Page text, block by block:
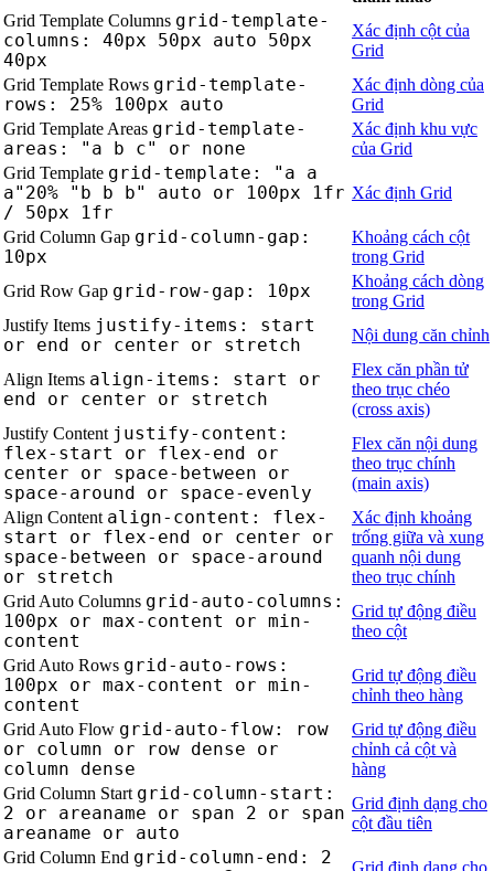
Grid Template Columns grid-template-
columns: 40px 50px auto 50px
40px
Xác định cột của
Grid
Grid Template Rows grid-template-
rows: 25% 100px auto
Xác định dòng của
Grid
Grid Template Areas grid-template-
areas: "a b c" or none
Xác định khu vực
của Grid
Grid Template grid-template: "a a
a"20% "b b b" auto or 100px 1fr
/ 50px 1fr
Xác định Grid
Grid Column Gap grid-column-gap:
10px
Khoảng cách cột
trong Grid
Grid Row Gap grid-row-gap: 10px
Khoảng cách dòng
trong Grid
Justify Items justify-items: start
or end or center or stretch
Nội dung căn chỉnh
Align Items align-items: start or
end or center or stretch
Flex căn phần tử
theo trục chéo
(cross axis)
Justify Content justify-content:
flex-start or flex-end or
center or space-between or
space-around or space-evenly
Flex căn nội dung
theo trục chính
(main axis)
Align Content align-content: flex-
start or flex-end or center or
space-between or space-around
or stretch
Xác định khoảng
trống giữa và xung
quanh nội dung
theo trục chính
Grid Auto Columns grid-auto-columns:
100px or max-content or min-
content
Grid tự động điều
theo cột
Grid Auto Rows grid-auto-rows:
100px or max-content or min-
content
Grid tự động điều
chỉnh theo hàng
Grid Auto Flow grid-auto-flow: row
or column or row dense or
column dense
Grid tự động điều
chỉnh cả cột và
hàng
Grid Column Start grid-column-start:
2 or areaname or span 2 or span
areaname or auto
Grid định dạng cho
cột đầu tiên
Grid Column End grid-column-end: 2
Grid định dạng cho